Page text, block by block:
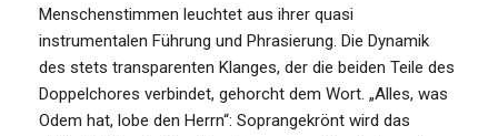
Menschenstimmen leuchtet aus ihrer quasi
instrumentalen Führung und Phrasierung. Die Dynamik
des stets transparenten Klanges, der die beiden Teile des
Doppelchores verbindet, gehorcht dem Wort. „Alles, was
Odem hat, lobe den Herrn“: Soprangekrönt wird das